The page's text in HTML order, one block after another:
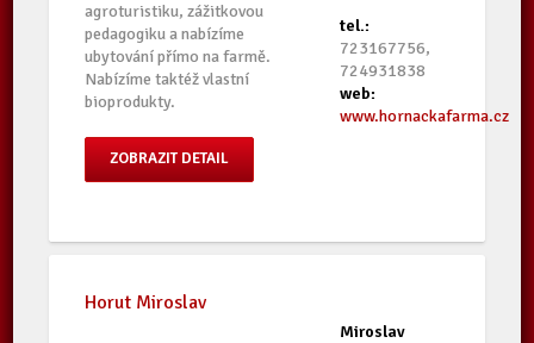
tel.:
723167756,
724931838
web:
www.hornackafarma.cz
agroturistiku, zážitkovou
pedagogiku a nabízíme
ubytování přímo na farmě.
Nabízíme taktéž vlastní
bioprodukty.
ZOBRAZIT DETAIL
Miroslav
Horut Miroslav